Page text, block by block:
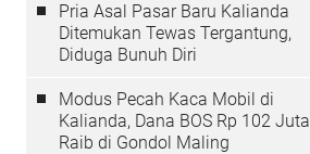
Pria Asal Pasar Baru Kalianda
Ditemukan Tewas Tergantung,
Diduga Bunuh Diri
Modus Pecah Kaca Mobil di
Kalianda, Dana BOS Rp 102 Juta
Raib di Gondol Maling